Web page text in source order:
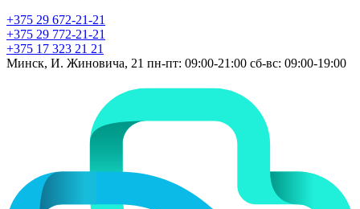
+375 29 672-21-21
+375 29 772-21-21
+375 17 323 21 21
Минск, И. Жиновича, 21 пн-пт: 09:00-21:00 сб-вс: 09:00-19:00